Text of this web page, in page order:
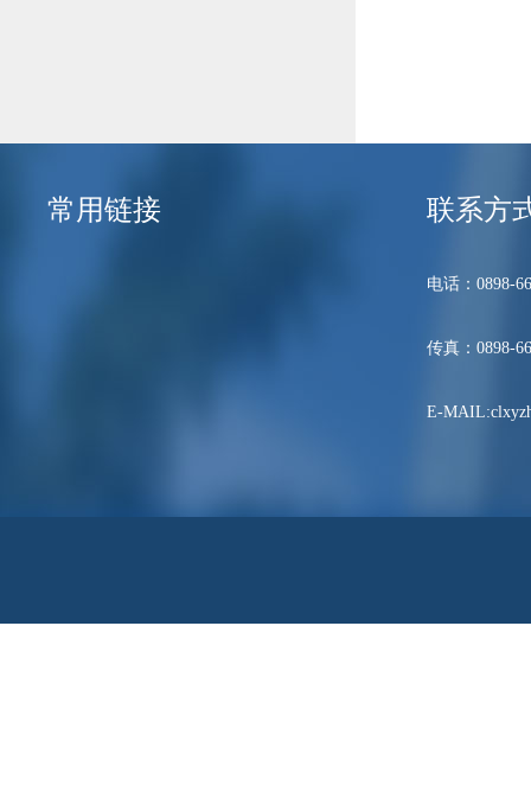
常用链接 联系方
电话：0898-
传真：0898-
E-